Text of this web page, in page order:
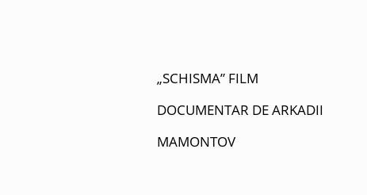
„SCHISMA” FILM
DOCUMENTAR DE ARKADII
MAMONTOV